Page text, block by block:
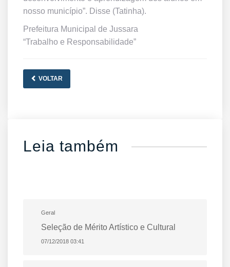
nosso município”. Disse (Tatinha).
Prefeitura Municipal de Jussara
“Trabalho e Responsabilidade”
VOLTAR
Leia também
Geral
Seleção de Mérito Artístico e Cultural
07/12/2018 03:41